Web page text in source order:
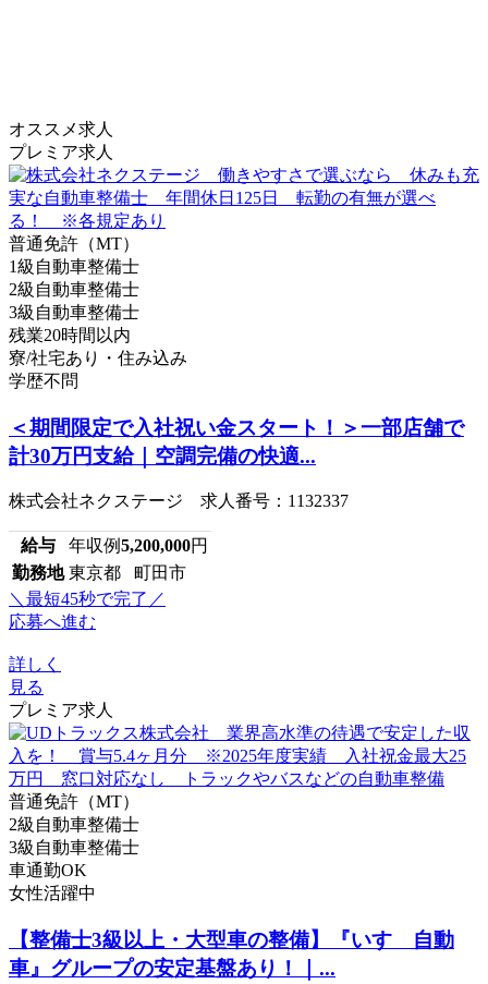
オススメ求人
プレミア求人
普通免許（MT）
1級自動車整備士
2級自動車整備士
3級自動車整備士
残業20時間以内
寮/社宅あり・住み込み
学歴不問
＜期間限定で入社祝い金スタート！＞一部店舗で
計30万円支給｜空調完備の快適...
株式会社ネクステージ 求人番号：1132337
給与 年収例5,200,000円
勤務地 東京都 町田市
＼最短45秒で完了／
応募へ進む
詳しく
見る
プレミア求人
普通免許（MT）
2級自動車整備士
3級自動車整備士
車通勤OK
女性活躍中
【整備士3級以上・大型車の整備】『いすゞ自動
車』グループの安定基盤あり！｜...